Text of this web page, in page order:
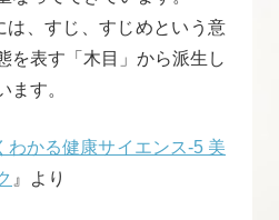
、すじ、すじめという意
を表す「木目」から派生し
ます。
わかる健康サイエンス-5 美
』より